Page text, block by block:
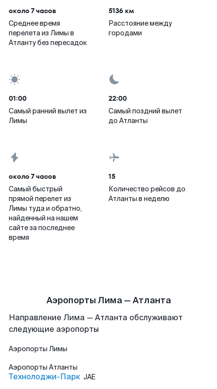
около 7 часов
Среднее время
перелета из Лимы в
Атланту без пересадок
5136 км
Расстояние между
городами
01:00
Самый ранний вылет из
Лимы
22:00
Самый поздний вылет
до Атланты
около 7 часов
Самый быстрый
прямой перелет из
Лимы туда и обратно,
найденный на нашем
сайте за последнее
время
15
Количество рейсов до
Атланты в неделю
Аэропорты Лима — Атланта
Направление Лима — Атланта обслуживают
следующие аэропорты
Аэропорты Лимы
Аэропорты Атланты
Технолоджи-Парк JAE